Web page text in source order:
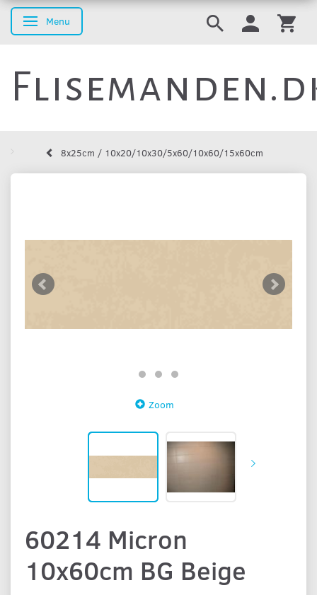
Skifte navigation
Menu
8x25cm / 10x20/10x30/5x60/10x60/15x60cm
Zoom
60214 Micron
10x60cm BG Beige